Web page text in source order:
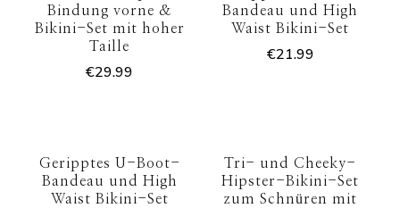
Bindung vorne &
Bikini-Set mit hoher
Taille
€29.99
Bandeau und High
Waist Bikini-Set
€21.99
Geripptes U-Boot-
Bandeau und High
Waist Bikini-Set
Tri- und Cheeky-
Hipster-Bikini-Set
zum Schnüren mit